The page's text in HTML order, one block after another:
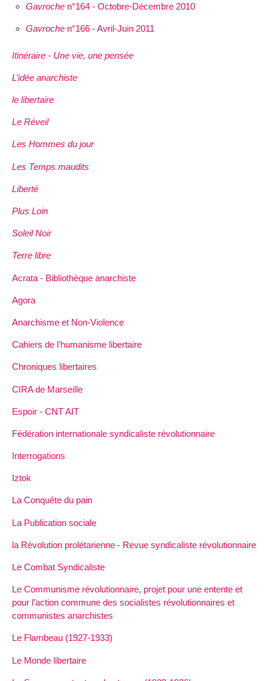
Gavrochen°164 - Octobre-Décembre 2010
Gavrochen°166 - Avril-Juin 2011
Itinéraire - Une vie, une pensée
L’idée anarchiste
le libertaire
Le Réveil
Les Hommes du jour
Les Temps maudits
Liberté
Plus Loin
Soleil Noir
Terre libre
Acrata - Bibliothèque anarchiste
Agora
Anarchisme et Non-Violence
Cahiers de l’humanisme libertaire
Chroniques libertaires
CIRA de Marseille
Espoir - CNT AIT
Fédération internationale syndicaliste révolutionnaire
Interrogations
Iztok
La Conquête du pain
La Publication sociale
la Révolution prolétarienne - Revue syndicaliste révolutionnaire
Le Combat Syndicaliste
Le Communisme révolutionnaire, projet pour une entente et
pour l’action commune des socialistes révolutionnaires et
communistes anarchistes
Le Flambeau (1927-1933)
Le Monde libertaire